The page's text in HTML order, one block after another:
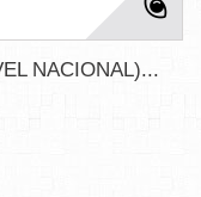
NACIONAL)...